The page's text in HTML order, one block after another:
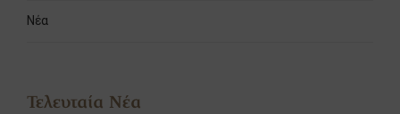
Νέα
Τελευταία Νέα